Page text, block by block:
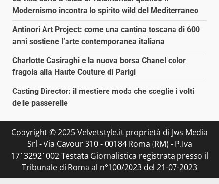
Modernismo incontra lo spirito wild del Mediterraneo
Antinori Art Project: come una cantina toscana di 600
anni sostiene l’arte contemporanea italiana
Charlotte Casiraghi e la nuova borsa Chanel color
fragola alla Haute Couture di Parigi
Casting Director: il mestiere moda che sceglie i volti
delle passerelle
Copyright © 2025 Velvetstyle.it proprietà di Jws Media
Srl - Via Cavour 310 - 00184 Roma (RM) - P.Iva
17132921002 Testata Giornalistica registrata presso il
Tribunale di Roma al n°100/2023 del 21-07-2023